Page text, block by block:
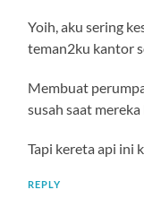
Yoih, aku sering
teman2ku kantor
Membuat
susah saat
Tapi kereta api ini
REPLY